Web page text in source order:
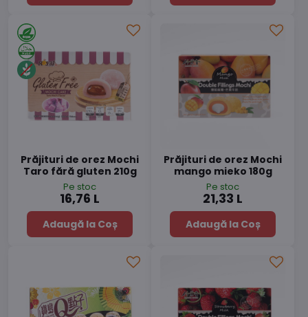
Prăjituri de orez Mochi
Taro fără gluten 210g
Pe stoc
16,76 L
Adaugă la Coș
Prăjituri de orez Mochi
mango mieko 180g
Pe stoc
21,33 L
Adaugă la Coș